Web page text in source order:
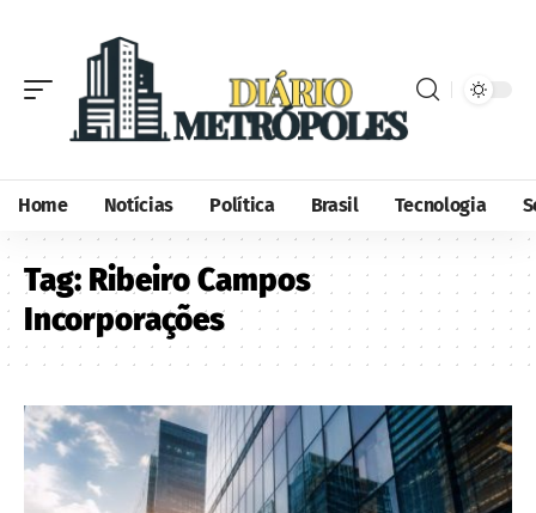
Home Notícias Política Brasil Tecnologia
Tag: Ribeiro Campos
Incorporações